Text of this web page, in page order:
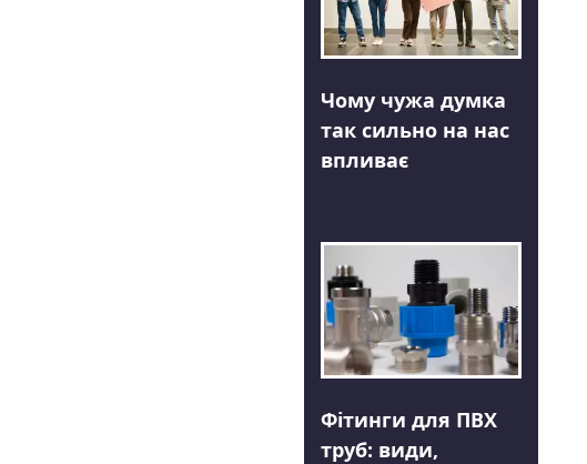
Чому чужа думка
так сильно на нас
впливає
Фітинги для ПВХ
труб: види,